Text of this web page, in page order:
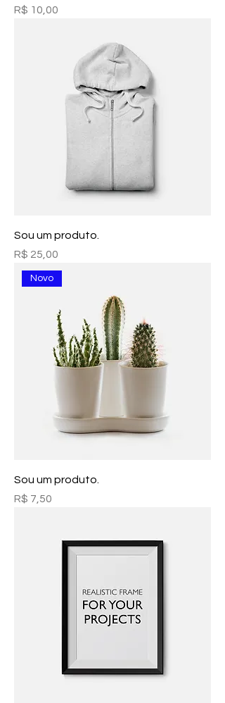
Preço
R$ 10,00
Sou um produto.
Preço
R$ 25,00
Novo
Sou um produto.
Preço
R$ 7,50